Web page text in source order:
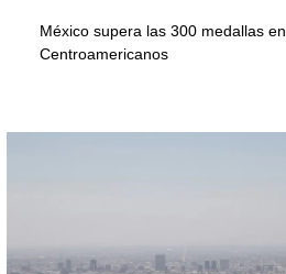
México supera las 300 medallas en
Centroamericanos